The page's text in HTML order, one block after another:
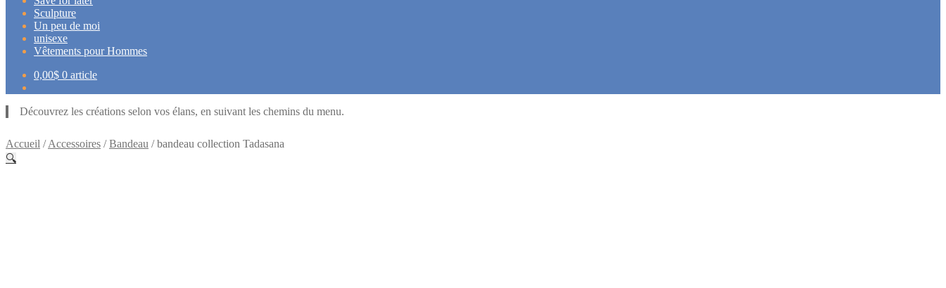
Sculpture
Un peu de moi
unisexe
Vêtements pour Hommes
0,00$ 0 article
Découvrez les créations selon vos élans, en suivant les chemins du menu.
Accueil /Accessoires /Bandeau /bandeau collection Tadasana
🔍